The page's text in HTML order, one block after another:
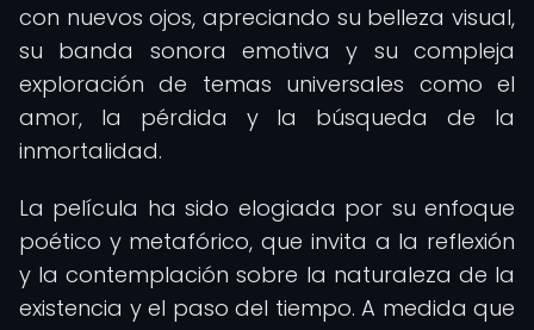
con nuevos ojos, apreciando su belleza visual,
su banda sonora emotiva y su compleja
exploración de temas universales como el
amor, la pérdida y la búsqueda de la
inmortalidad.
La película ha sido elogiada por su enfoque
poético y metafórico, que invita a la reflexión
y la contemplación sobre la naturaleza de la
existencia y el paso del tiempo. A medida que